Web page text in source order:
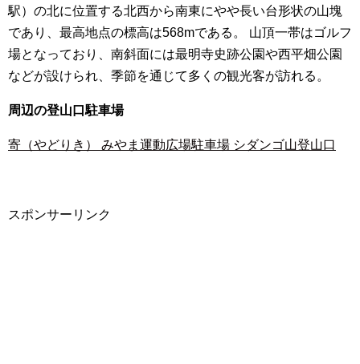
駅）の北に位置する北西から南東にやや長い台形状の山塊
であり、最高地点の標高は568mである。 山頂一帯はゴルフ
場となっており、南斜面には最明寺史跡公園や西平畑公園
などが設けられ、季節を通じて多くの観光客が訪れる。
周辺の登山口駐車場
寄（やどりき） みやま運動広場駐車場 シダンゴ山登山口
スポンサーリンク